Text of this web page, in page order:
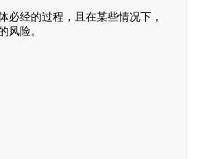
必经的过程，且在某些情况下，
风险。